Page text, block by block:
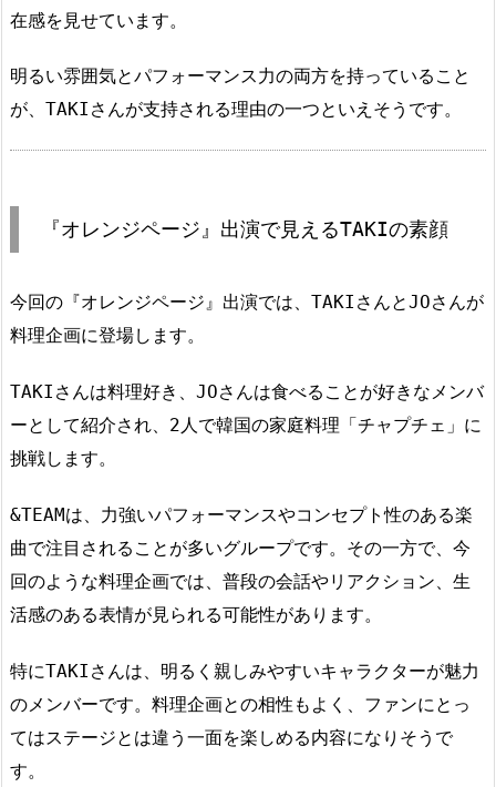
在感を見せています。
明るい雰囲気とパフォーマンス力の両方を持っていること
が、TAKIさんが支持される理由の一つといえそうです。
『オレンジページ』出演で見えるTAKIの素顔
今回の『オレンジページ』出演では、TAKIさんとJOさんが
料理企画に登場します。
TAKIさんは料理好き、JOさんは食べることが好きなメンバ
ーとして紹介され、2人で韓国の家庭料理「チャプチェ」に
挑戦します。
&TEAMは、力強いパフォーマンスやコンセプト性のある楽
曲で注目されることが多いグループです。その一方で、今
回のような料理企画では、普段の会話やリアクション、生
活感のある表情が見られる可能性があります。
特にTAKIさんは、明るく親しみやすいキャラクターが魅力
のメンバーです。料理企画との相性もよく、ファンにとっ
てはステージとは違う一面を楽しめる内容になりそうで
す。